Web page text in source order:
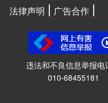
法律声明
广告合作
违法和不良信息举报电
010-68455181